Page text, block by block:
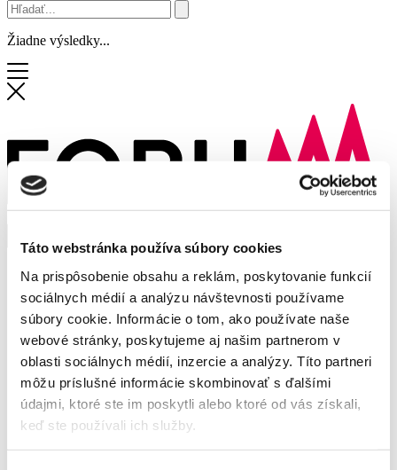
Táto webstránka používa súbory cookies
Na prispôsobenie obsahu a reklám, poskytovanie funkcií
sociálnych médií a analýzu návštevnosti používame
súbory cookie. Informácie o tom, ako používate naše
webové stránky, poskytujeme aj našim partnerom v
oblasti sociálnych médií, inzercie a analýzy. Títo partneri
môžu príslušné informácie skombinovať s ďalšími
údajmi, ktoré ste im poskytli alebo ktoré od vás získali,
keď ste používali ich služby.
Žiadne výsledky...
Obchody a služby
Zľavy
Novinky
Podujatia
Služby centra
Kontakt
Domov
Novinky